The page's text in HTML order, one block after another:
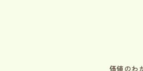
価値のわ